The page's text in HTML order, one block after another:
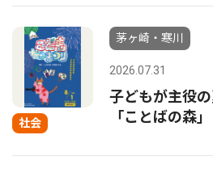
社会
茅ヶ崎・寒川
2026.07.31
子どもが主役
「ことばの森」